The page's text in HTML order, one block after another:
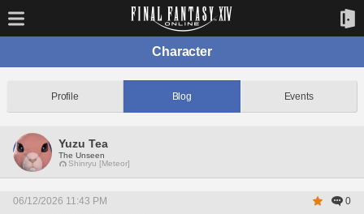
Character
Profile Blog Events
Yuzu Tea
The Unseen
Shinryu [Meteor]
06/12/2026 11:43 PM 0